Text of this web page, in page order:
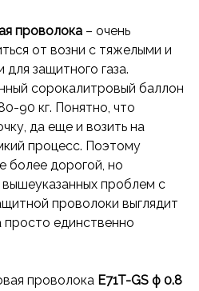
проволока – очень
от возни с тяжелыми и
защитного газа.
сорокалитровый баллон
90 кг. Понятно, что
да еще и возить на
процесс. Поэтому
более дорогой, но
проблем с
проволоки выглядит
просто единственно
проволока E71T-GS ф 0.8